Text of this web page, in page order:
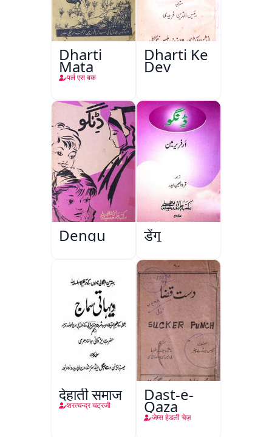
Dharti
Mata
पर्ल एस बक
Dharti Ke
Dev
Dengu डेंगू
देहाती समाज
शरत्चन्द्र चट्रजी
Dast-e-
Qaza
जेम्स हेडली चेज़